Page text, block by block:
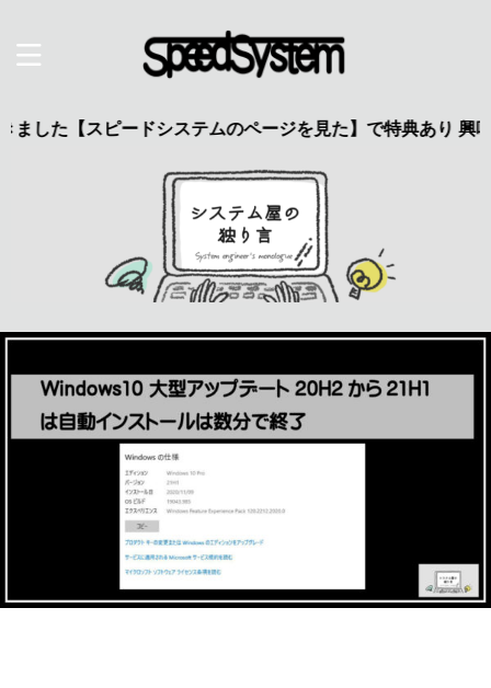
ードシステムのページを見た】で特典あり 興味のある方